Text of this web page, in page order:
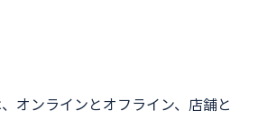
オンラインとオフライン、店舗と